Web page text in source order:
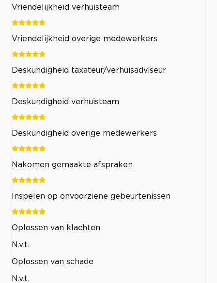
Vriendelijkheid verhuisteam
Vriendelijkheid overige medewerkers
Deskundigheid taxateur/verhuisadviseur
Deskundigheid verhuisteam
Deskundigheid overige medewerkers
Nakomen gemaakte afspraken
Inspelen op onvoorziene gebeurtenissen
Oplossen van klachten
N.v.t.
Oplossen van schade
N.v.t.